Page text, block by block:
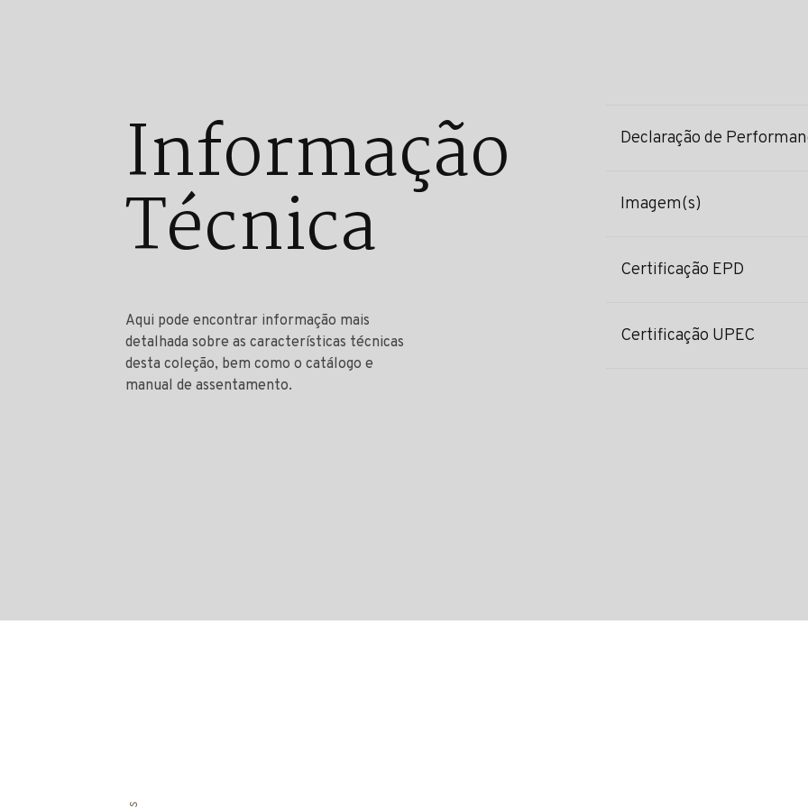
Informação
Técnica
Aqui pode encontrar informação mais
detalhada sobre as características técnicas
desta coleção, bem como o catálogo e
manual de assentamento.
Declaração de
Imagem(s)
Certificação EPD
Certificação UPEC